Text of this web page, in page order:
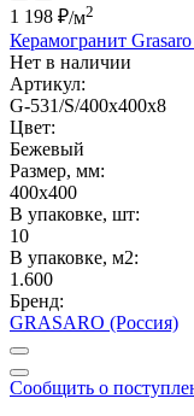
1 198 ₽/м2
Керамогранит
Нет в наличии
Артикул:
G-531/S/400x400x8
Цвет:
Бежевый
Размер, мм:
400x400
В упаковке, шт:
10
В упаковке, м2:
1.600
Бренд:
GRASARO (Россия)
Сообщить о